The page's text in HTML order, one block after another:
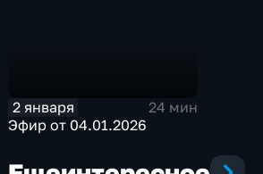
2 января
24 мин
Эфир от 04.01.2026